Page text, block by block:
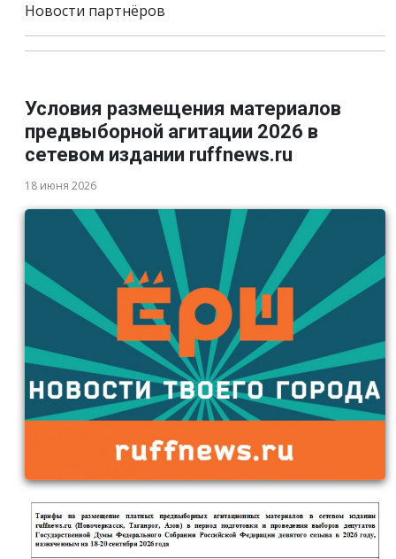
Новости партнёров
Условия размещения материалов
предвыборной агитации 2026 в
сетевом издании ruffnews.ru
18 июня 2026